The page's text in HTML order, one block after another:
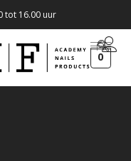
tot 16.00 uur
0